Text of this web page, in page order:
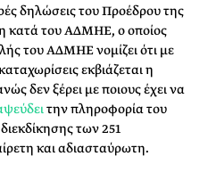
δηλώσεις του Προέδρου της
κατά του ΑΔΜΗΕ, ο οποίος
του ΑΔΜΗΕ νομίζει ότι με
εκβιάζεται η
δεν ξέρει με ποιους έχει να
την πληροφορία του
των 251
και αδιασταύρωτη.